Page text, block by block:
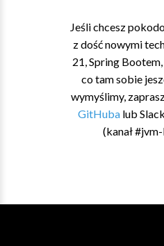
Jeśli chcesz
z dość nowymi
21, Spring
co tam sobie
wymyślimy,
GitHubalub
(kanał